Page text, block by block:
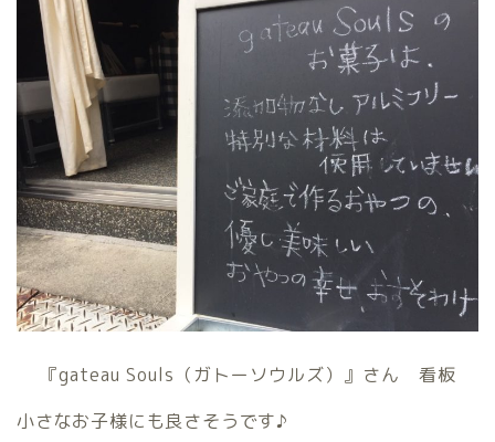
『gateau Souls（ガトーソウルズ）』さん 看板
小さなお子様にも良さそうです♪